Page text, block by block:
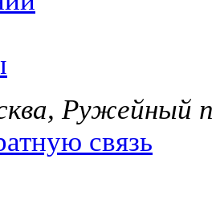
Ружейный
связь